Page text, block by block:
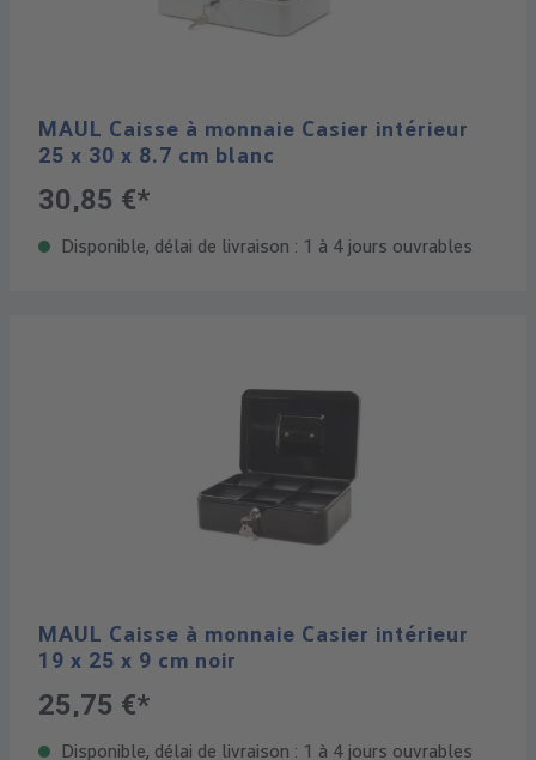
MAUL Caisse à monnaie Casier intérieur
25 x 30 x 8.7 cm blanc
30,85 €*
Disponible, délai de livraison : 1 à 4 jours ouvrables
MAUL Caisse à monnaie Casier intérieur
19 x 25 x 9 cm noir
25,75 €*
Disponible, délai de livraison : 1 à 4 jours ouvrables